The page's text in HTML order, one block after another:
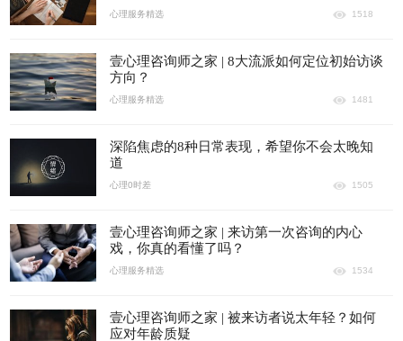
心理服务精选 1518
壹心理咨询师之家 | 8大流派如何定位初始访谈
方向？
心理服务精选 1481
深陷焦虑的8种日常表现，希望你不会太晚知
道
心理0时差 1505
壹心理咨询师之家 | 来访第一次咨询的内心
戏，你真的看懂了吗？
心理服务精选 1534
壹心理咨询师之家 | 被来访者说太年轻？如何
应对年龄质疑